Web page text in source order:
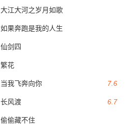
大江大河之岁月如歌
如果奔跑是我的人生
仙剑四
繁花
7.6
当我飞奔向你
6.7
长风渡
偷偷藏不住